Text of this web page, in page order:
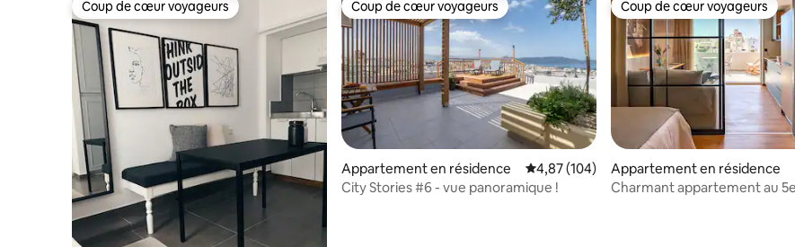
Coup de cœur voyageurs
Coup de cœur voyageurs Coup de cœur voyageurs
Coup de cœur voyageurs
Appartement en résidence Évaluation moyenne sur la base de 104
4,87 (104)
City Stories #6 - vue panoramique !
Coup de cœur voyageurs
Coup de cœur voyageurs
Appartement en résidence
Charmant appartement au